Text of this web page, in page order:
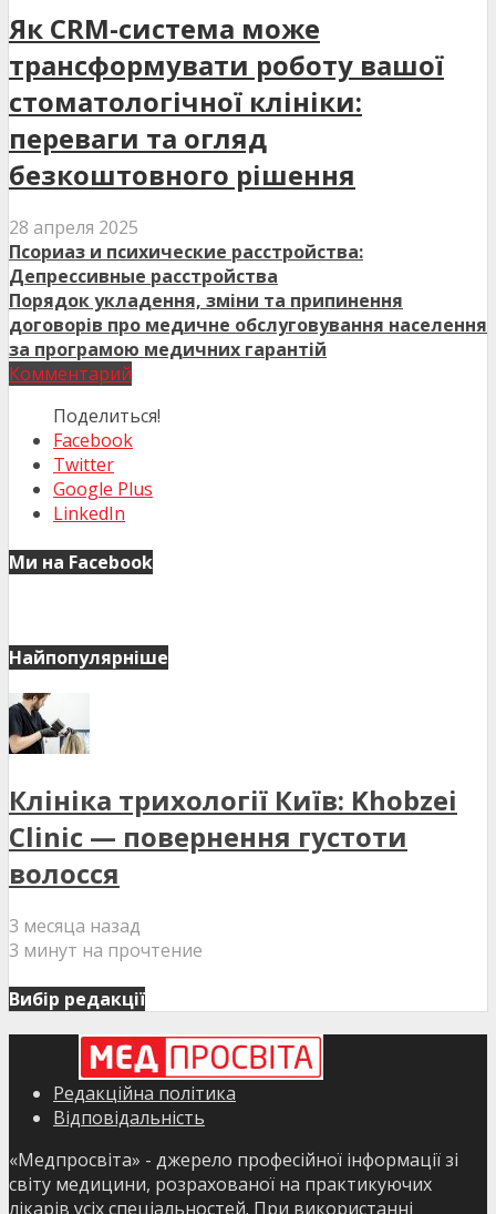
Як CRM-система може
трансформувати роботу вашої
стоматологічної клініки:
переваги та огляд
безкоштовного рішення
28 апреля 2025
Псориаз и психические расстройства:
Депрессивные расстройства
Порядок укладення, зміни та припинення
договорів про медичне обслуговування населення
за програмою медичних гарантій
Комментарий
Поделиться!
Facebook
Twitter
Google Plus
LinkedIn
Ми на Facebook
Найпопулярніше
Клініка трихології Київ: Khobzei
Clinic — повернення густоти
волосся
3 месяца назад
3 минут на прочтение
Вибір редакції
Редакційна політика
Відповідальність
«Медпросвіта» - джерело професійної інформації зі
світу медицини, розрахованої на практикуючих
лікарів усіх спеціальностей. При використанні